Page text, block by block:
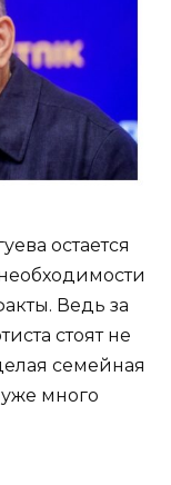
остается
Ведь за
стоят не
семейная
много